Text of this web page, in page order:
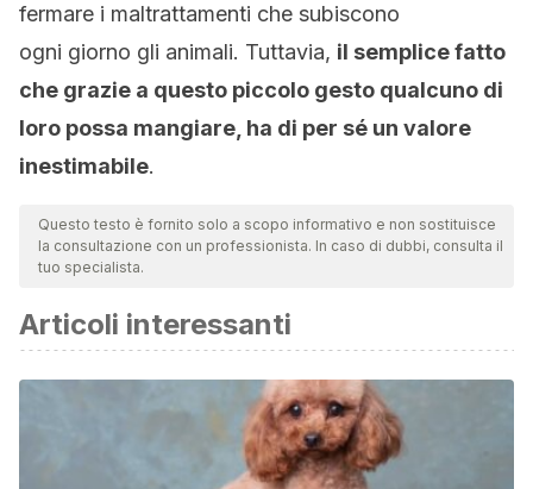
fermare i maltrattamenti che subiscono
ogni giorno gli animali. Tuttavia, il semplice fatto
che grazie a questo piccolo gesto qualcuno di
loro possa mangiare, ha di per sé un valore
inestimabile.
Questo testo è fornito solo a scopo informativo e non sostituisce
la consultazione con un professionista. In caso di dubbi, consulta il
tuo specialista.
Articoli interessanti